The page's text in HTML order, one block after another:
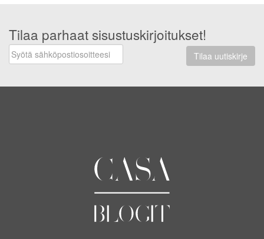
Tilaa parhaat sisustuskirjoitukset!
Tilaa uutiskirje